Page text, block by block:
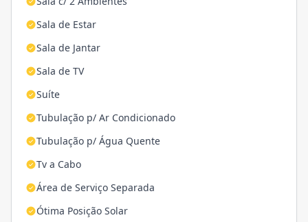
Sala de Estar
Sala de Jantar
Sala de TV
Suíte
Tubulação p/ Ar Condicionado
Tubulação p/ Água Quente
Tv a Cabo
Área de Serviço Separada
Ótima Posição Solar